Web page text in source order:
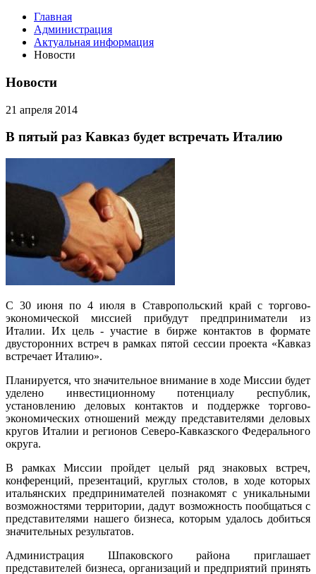
Главная
Администрация
Актуальная информация
Новости
Новости
21 апреля 2014
В пятый раз Кавказ будет встречать Италию
С 30 июня по 4 июля в Ставропольский край с торгово-
экономической миссией прибудут предприниматели из
Италии. Их цель - участие в бирже контактов в формате
двусторонних встреч в рамках пятой сессии проекта «Кавказ
встречает Италию».
Планируется, что значительное внимание в ходе Миссии будет
уделено инвестиционному потенциалу республик,
установлению деловых контактов и поддержке торгово-
экономических отношений между представителями деловых
кругов Италии и регионов Северо-Кавказского Федерального
округа.
В рамках Миссии пройдет целый ряд знаковых встреч,
конференций, презентаций, круглых столов, в ходе которых
итальянских предпринимателей познакомят с уникальными
возможностями территории, дадут возможность пообщаться с
представителями нашего бизнеса, которым удалось добиться
значительных результатов.
Администрация Шпаковского района приглашает
представителей бизнеса, организаций и предприятий принять